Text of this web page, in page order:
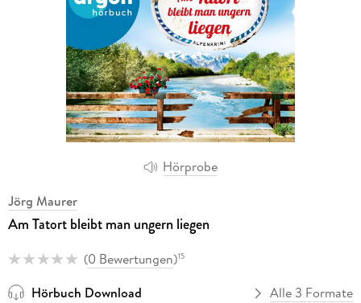
Hörprobe
Jörg Maurer
Am Tatort bleibt man ungern liegen
(0 Bewertungen)15
Hörbuch Download Alle 3 Formate